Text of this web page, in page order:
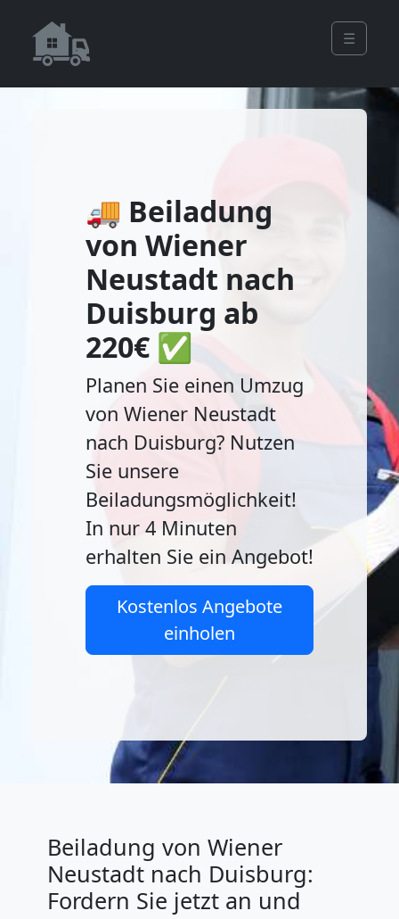
☰
🚚 Beiladung
von Wiener
Neustadt nach
Duisburg ab
220€ ✅
Planen Sie einen Umzug
von Wiener Neustadt
nach Duisburg? Nutzen
Sie unsere
Beiladungsmöglichkeit!
In nur 4 Minuten
erhalten Sie ein Angebot!
Kostenlos Angebote
einholen
Beiladung von Wiener
Neustadt nach Duisburg:
Fordern Sie jetzt an und